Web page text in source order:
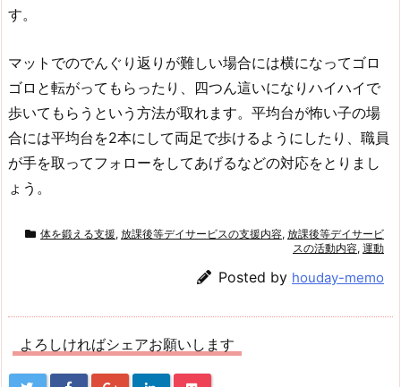
す。
マットでのでんぐり返りが難しい場合には横になってゴロ
ゴロと転がってもらったり、四つん這いになりハイハイで
歩いてもらうという方法が取れます。平均台が怖い子の場
合には平均台を2本にして両足で歩けるようにしたり、職員
が手を取ってフォローをしてあげるなどの対応をとりまし
ょう。
体を鍛える支援, 放課後等デイサービスの支援内容, 放課後等デイサービ
スの活動内容, 運動
Posted by houday-memo
よろしければシェアお願いします